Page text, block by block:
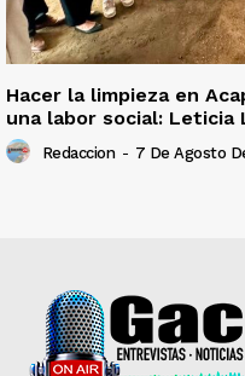
Hacer la limpieza en
una labor social: Leticia
Redaccion - 7 De Agosto